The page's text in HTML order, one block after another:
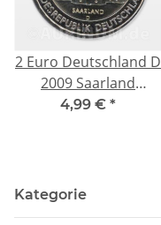
2 Euro Deutschland D
2009 Saarland
Ludwigskirche
4,99 € *
Kategorie